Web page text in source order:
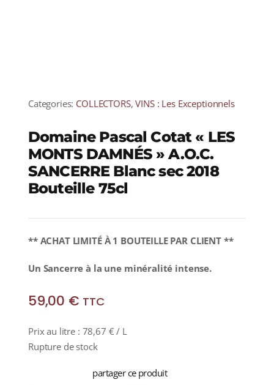
Categories: COLLECTORS,VINS : Les Exceptionnels
Domaine Pascal Cotat « LES
MONTS DAMNÉS » A.O.C.
SANCERRE Blanc sec 2018
Bouteille 75cl
** ACHAT LIMITÉ À 1 BOUTEILLE PAR CLIENT **
Un Sancerre à la une minéralité intense.
59,00 € TTC
Prix au litre : 78,67 € / L
Rupture de stock
partager ce produit